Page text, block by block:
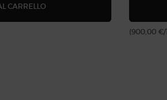
CARRELLO CREMA NERA ESSENZA VISO
(900,00